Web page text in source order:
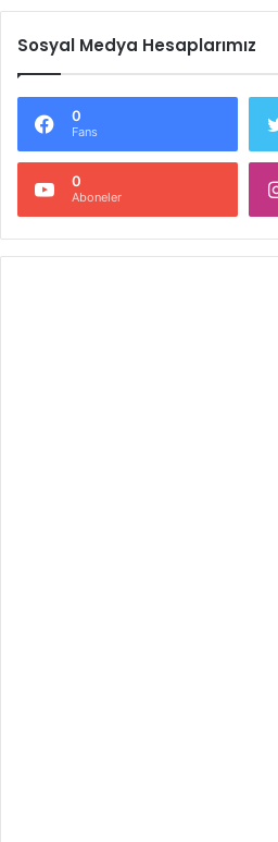
Sosyal Medya Hesaplarımız
0
Fans
0
Aboneler